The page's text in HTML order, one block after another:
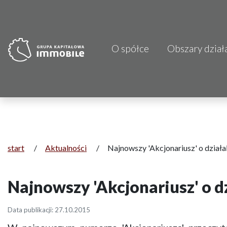
O spółce Obszary
CDI KB Sp. z
Projprzem
Fundacja
start / Aktualności / Najnowszy 'Akcjonariusz' o
Najnowszy 'Akcjonariusz' o
Data publikacji: 27.10.2015